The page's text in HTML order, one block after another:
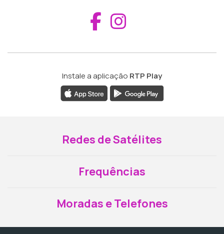
Aceder ao
Instale a aplicação RTP Play
Redes de Satélites
Frequências
Moradas e Telefones